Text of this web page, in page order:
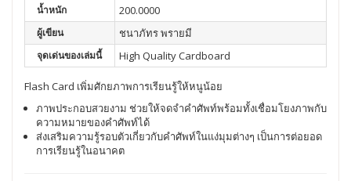
น้ำหนัก 200.0000
ผู้เขียน ชนาภัทร พรายมี
จุดเด่นของเล่มนี้ High Quality Cardboard
Flash Card เพิ่มศักยภาพการเรียนรู้ให้หนูน้อย
ภาพประกอบสวยงาม ช่วยให้จดจำคำศัพท์พร้อมทั้งเชื่อมโยงภาพกับ
ความหมายของคำศัพท์ได้
ส่งเสริมความรู้รอบตัวเกี่ยวกับคำศัพท์ในแง่มุมต่างๆ เป็นการต่อยอด
การเรียนรู้ในอนาคต